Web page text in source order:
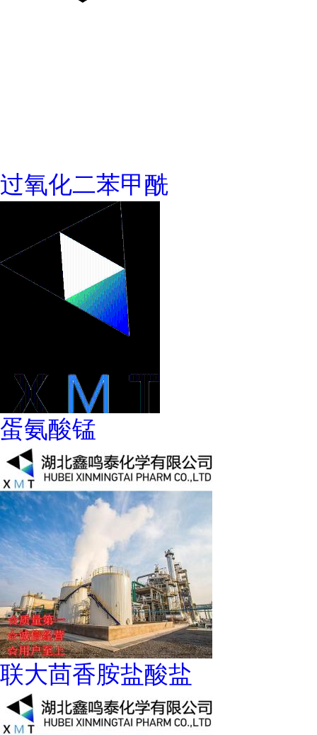
过氧化二苯甲酰
蛋氨酸锰
联大茴香胺盐酸盐